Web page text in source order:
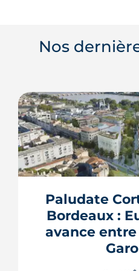
Nos
Paludate
Bordeaux :
avance